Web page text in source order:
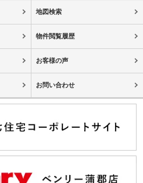
地図検索
物件閲覧履歴
お客様の声
お問い合わせ